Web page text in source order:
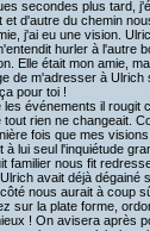
secondes plus tard,
et d'autre du chemin
j'ai eu une vision.
hurler à l'autre
Elle était mon amie,
de m'adresser à Ulrich
pour toi !
les événements il rougit
tout rien ne changeait.
fois que mes
à lui seul l'inquiétude
familier nous fit
avait déjà dégainé
nous aurait à coup
sur la plate forme,
! On avisera après